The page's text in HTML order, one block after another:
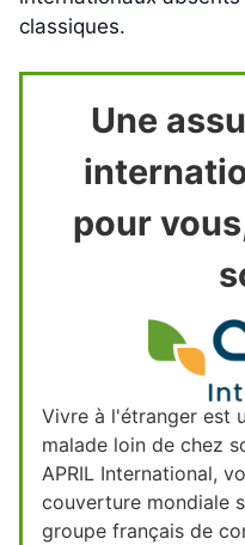
classiques.
Une
pour
Vivre à l'étranger est
malade loin de chez
APRIL International,
couverture mondiale
groupe français de